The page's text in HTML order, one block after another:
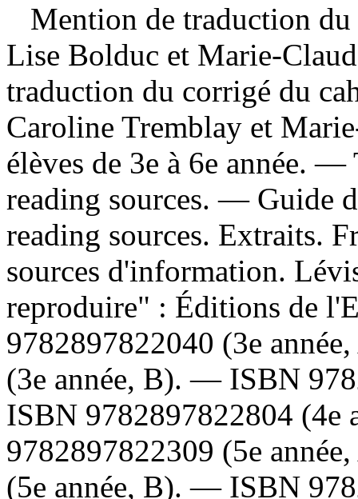
Mention de traduction du
Lise Bolduc et Marie-
traduction du corrigé du
Caroline Tremblay et
élèves de 3e à 6e année. —
reading sources. — Guide
reading sources. Extraits.
sources d'information.
reproduire" : Éditions de
9782897822040 (3e
(3e année, B). — ISBN
ISBN 9782897822804 (4e
9782897822309 (5e
(5e année, B). — ISBN